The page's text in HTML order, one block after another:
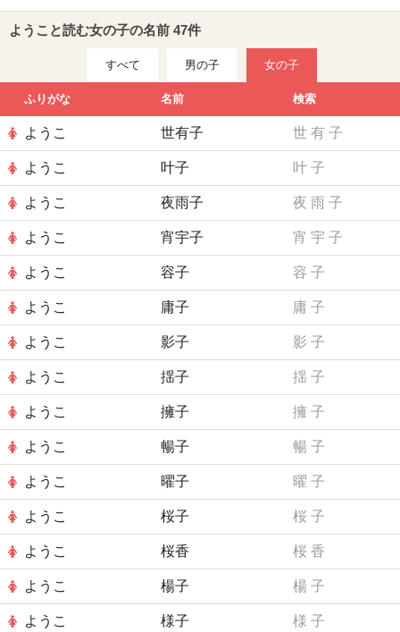
ようこと読む女の子の名前 47件
すべて 男の子 女の子
ふりがな 名前 検索
ようこ 世有子 世 有 子
ようこ 叶子 叶 子
ようこ 夜雨子 夜 雨 子
ようこ 宵宇子 宵 宇 子
ようこ 容子 容 子
ようこ 庸子 庸 子
ようこ 影子 影 子
ようこ 揺子 揺 子
ようこ 擁子 擁 子
ようこ 暢子 暢 子
ようこ 曜子 曜 子
ようこ 桜子 桜 子
ようこ 桜香 桜 香
ようこ 楊子 楊 子
ようこ 様子 様 子